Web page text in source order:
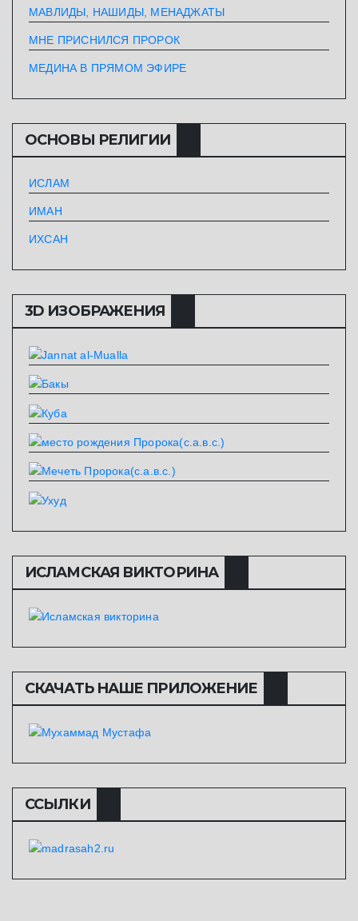
МАВЛИДЫ, НАШИДЫ, МЕНАДЖАТЫ
МНЕ ПРИСНИЛСЯ ПРОРОК
МЕДИНА В ПРЯМОМ ЭФИРЕ
ОСНОВЫ РЕЛИГИИ
ИСЛАМ
ИМАН
ИХСАН
3D ИЗОБРАЖЕНИЯ
ИСЛАМСКАЯ ВИКТОРИНА
СКАЧАТЬ НАШЕ ПРИЛОЖЕНИЕ
ССЫЛКИ